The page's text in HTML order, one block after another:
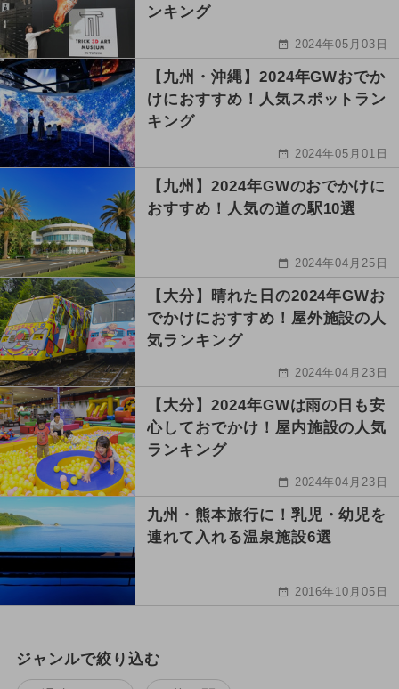
ンキング
2024年05月03日
【九州・沖縄】2024年GWおでか
けにおすすめ！人気スポットラン
キング
2024年05月01日
【九州】2024年GWのおでかけに
おすすめ！人気の道の駅10選
2024年04月25日
【大分】晴れた日の2024年GWお
でかけにおすすめ！屋外施設の人
気ランキング
2024年04月23日
【大分】2024年GWは雨の日も安
心しておでかけ！屋内施設の人気
ランキング
2024年04月23日
九州・熊本旅行に！乳児・幼児を
連れて入れる温泉施設6選
2016年10月05日
ジャンルで絞り込む